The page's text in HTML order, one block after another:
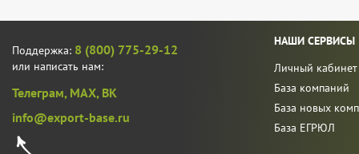
Поддержка: 8 (800) 775-29-12
или написать нам:
Телеграм, MAX, ВК
info@export-base.ru
НАШИ СЕРВИСЫ
Личный кабинет
База компаний
База новых
База ЕГРЮЛ